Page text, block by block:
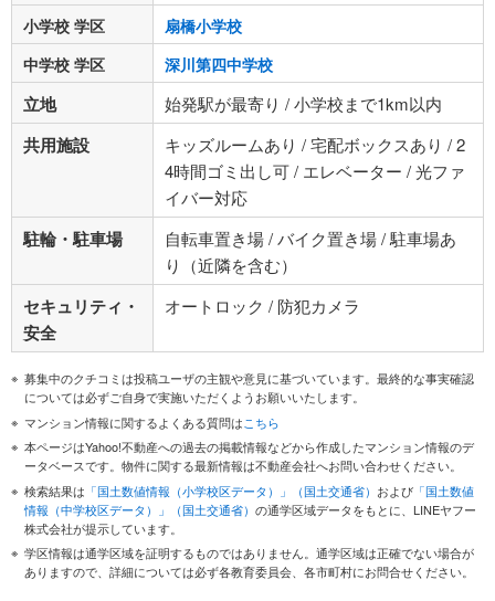
小学校 学区
扇橋小学校
中学校 学区
深川第四中学校
立地 始発駅が最寄り / 小学校まで1km以内
共用施設
キッズルームあり / 宅配ボックスあり / 2
4時間ゴミ出し可 / エレベーター / 光ファ
イバー対応
駐輪・駐車場
自転車置き場 / バイク置き場 / 駐車場あ
り（近隣を含む）
セキュリティ・
安全
オートロック / 防犯カメラ
募集中のクチコミは投稿ユーザの主観や意見に基づいています。最終的な事実確認
については必ずご自身で実施いただくようお願いいたします。
マンション情報に関するよくある質問はこちら
本ページはYahoo!不動産への過去の掲載情報などから作成したマンション情報のデ
ータベースです。物件に関する最新情報は不動産会社へお問い合わせください。
検索結果は 「国土数値情報（小学校区データ）」（国土交通省） および 「国土数値
情報（中学校区データ）」（国土交通省） の通学区域データをもとに、LINEヤフー
株式会社が提示しています。
学区情報は通学区域を証明するものではありません。通学区域は正確でない場合が
ありますので、詳細については必ず各教育委員会、各市町村にお問合せください。